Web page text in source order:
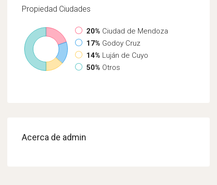
Propiedad Ciudades
20% Ciudad de Mendoza
17% Godoy Cruz
14% Luján de Cuyo
50% Otros
Acerca de admin